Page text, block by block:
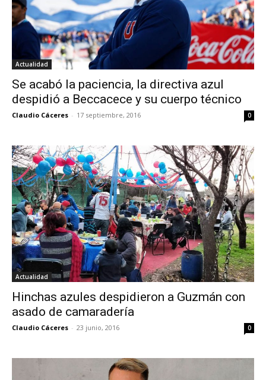
Actualidad
Se acabó la paciencia, la directiva azul
despidió a Beccacece y su cuerpo técnico
Claudio Cáceres - 17 septiembre, 2016 0
Actualidad
Hinchas azules despidieron a Guzmán con
asado de camaradería
Claudio Cáceres - 23 junio, 2016 0